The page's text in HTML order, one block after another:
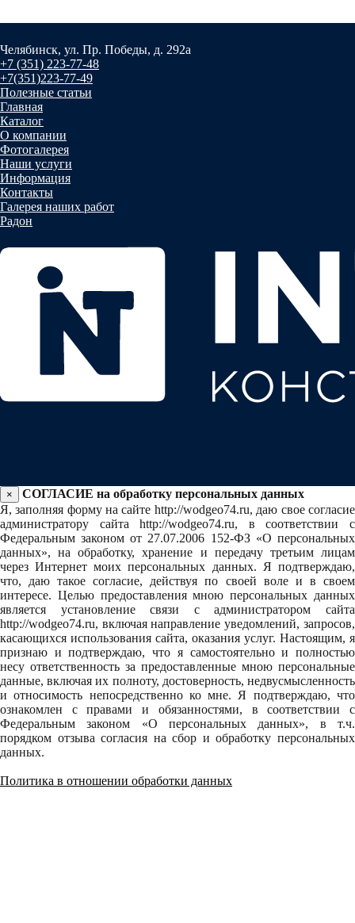
Челябинск, ул. Пр. Победы, д. 292а
+7 (351) 223-77-48
+7(351)223-77-49
Полезные статьи
Главная
Каталог
О компании
Фотогалерея
Наши услуги
Информация
Контакты
Галерея наших работ
Радон
×
СОГЛАСИЕ на обработку персональных данных
Я, заполняя форму на сайте http://wodgeo74.ru, даю свое согласие
администратору сайта http://wodgeo74.ru, в соответствии с
Федеральным законом от 27.07.2006 152-ФЗ «О персональных
данных», на обработку, хранение и передачу третьим лицам
через Интернет моих персональных данных. Я подтверждаю,
что, даю такое согласие, действуя по своей воле и в своем
интересе. Целью предоставления мною персональных данных
является установление связи с администратором сайта
http://wodgeo74.ru, включая направление уведомлений, запросов,
касающихся использования сайта, оказания услуг. Настоящим, я
признаю и подтверждаю, что я самостоятельно и полностью
несу ответственность за предоставленные мною персональные
данные, включая их полноту, достоверность, недвусмысленность
и относимость непосредственно ко мне. Я подтверждаю, что
ознакомлен с правами и обязанностями, в соответствии с
Федеральным законом «О персональных данных», в т.ч.
порядком отзыва согласия на сбор и обработку персональных
данных.
Политика в отношении обработки данных